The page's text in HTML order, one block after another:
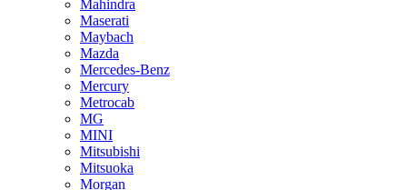
Mahindra
Maserati
Maybach
Mazda
Mercedes-Benz
Mercury
Metrocab
MG
MINI
Mitsubishi
Mitsuoka
Morgan